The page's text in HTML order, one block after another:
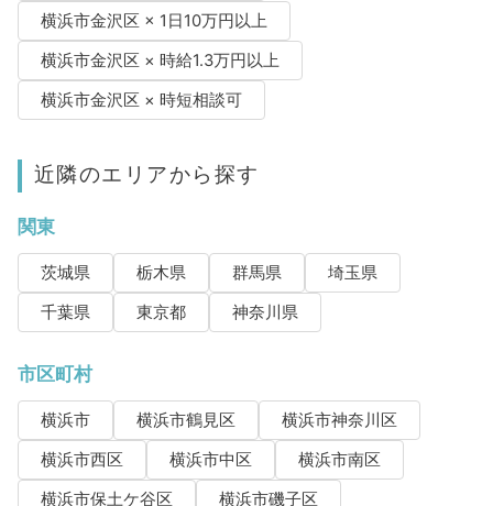
横浜市金沢区 × 1日10万円以上
横浜市金沢区 × 時給1.3万円以上
横浜市金沢区 × 時短相談可
近隣のエリアから探す
関東
茨城県 栃木県 群馬県
埼玉県
千葉県
東京都 神奈川県
市区町村
横浜市 横浜市鶴見区
横浜市神奈川区
横浜市西区
横浜市中区
横浜市南区
横浜市保土ケ谷区
横浜市磯子区